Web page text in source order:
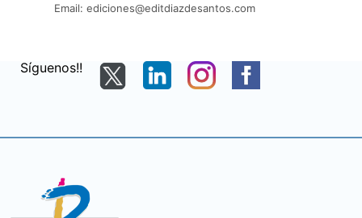
Email: ediciones@editdiazdesantos.com
Síguenos!!